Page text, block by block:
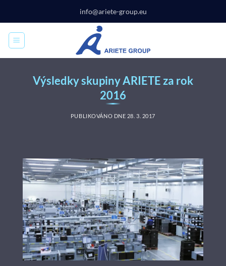
obsah
info@ariete-group.eu
Výsledky skupiny ARIETE za rok
2016
PUBLIKOVÁNO DNE 28. 3. 2017